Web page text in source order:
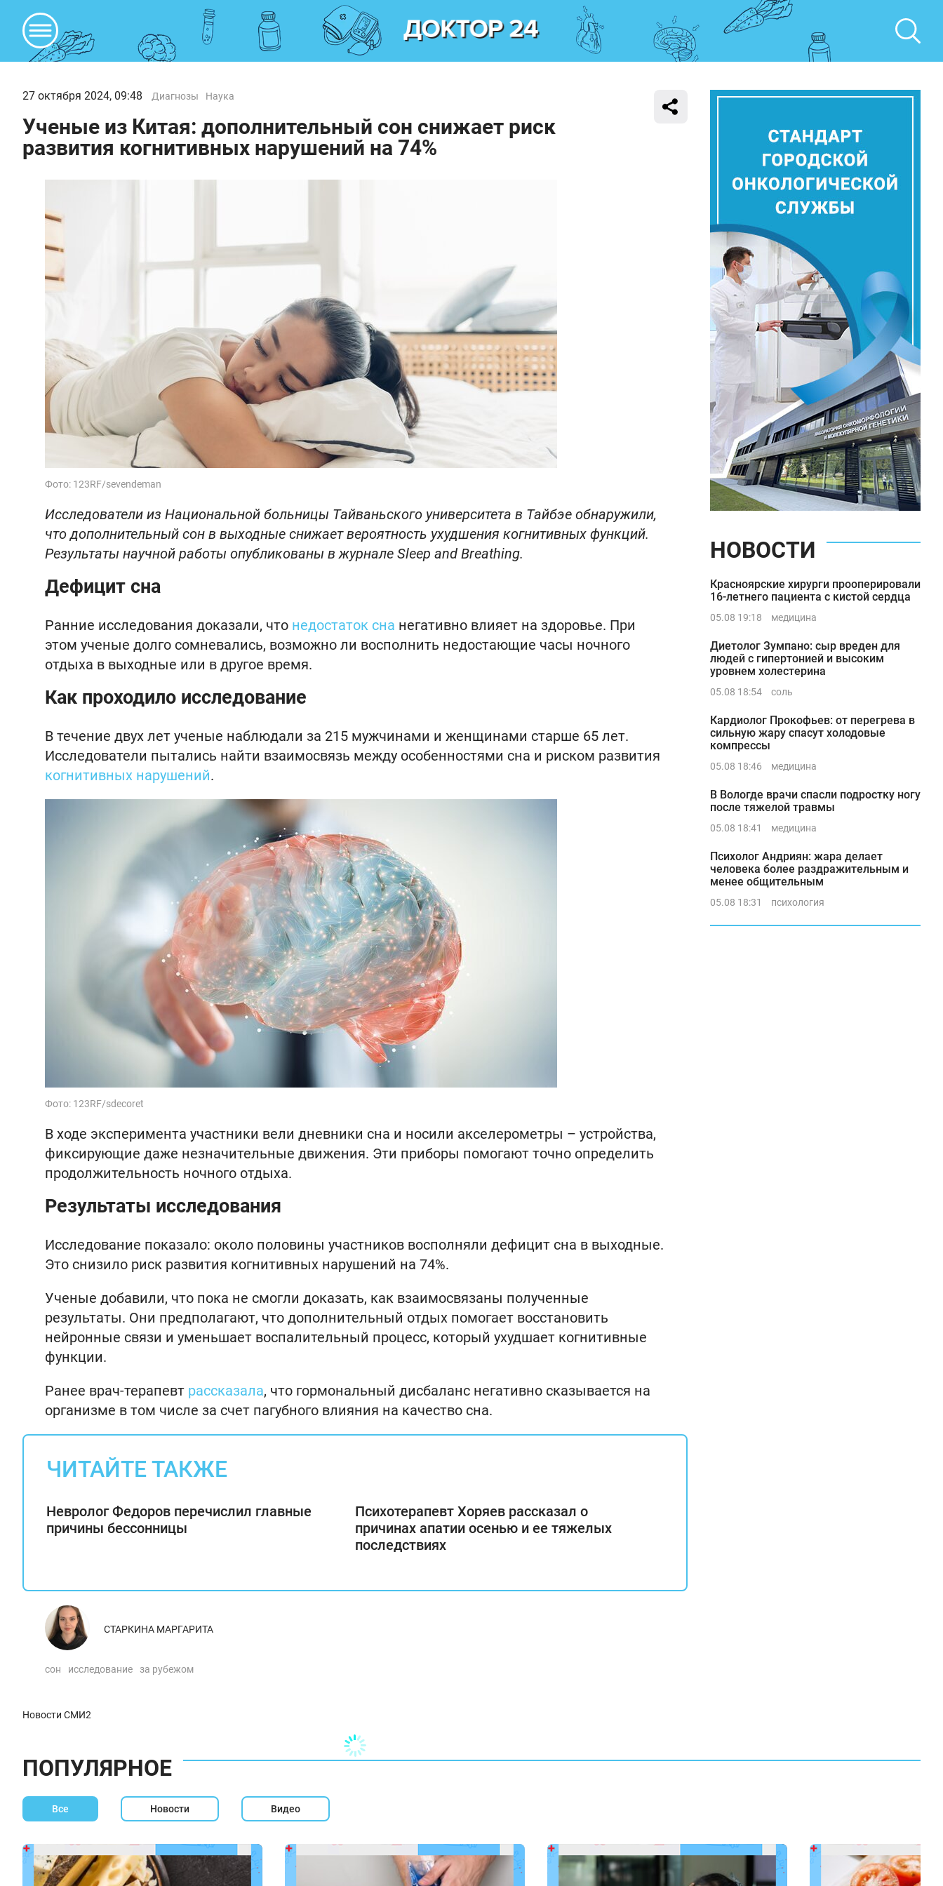
27 октября 2024, 09:48 Диагнозы Наука
Ученые из Китая: дополнительный сон снижает риск
развития когнитивных нарушений на 74%
Фото: 123RF/sevendeman
Исследователи из Национальной больницы Тайваньского университета в Тайбэе обнаружили,
что дополнительный сон в выходные снижает вероятность ухудшения когнитивных функций.
Результаты научной работы опубликованы в журнале Sleep and Breathing.
Дефицит сна
Ранние исследования доказали, что недостаток сна негативно влияет на здоровье. При
этом ученые долго сомневались, возможно ли восполнить недостающие часы ночного
отдыха в выходные или в другое время.
Как проходило исследование
В течение двух лет ученые наблюдали за 215 мужчинами и женщинами старше 65 лет.
Исследователи пытались найти взаимосвязь между особенностями сна и риском развития
когнитивных нарушений.
Фото: 123RF/sdecoret
В ходе эксперимента участники вели дневники сна и носили акселерометры – устройства,
фиксирующие даже незначительные движения. Эти приборы помогают точно определить
продолжительность ночного отдыха.
Результаты исследования
Исследование показало: около половины участников восполняли дефицит сна в выходные.
Это снизило риск развития когнитивных нарушений на 74%.
Ученые добавили, что пока не смогли доказать, как взаимосвязаны полученные
результаты. Они предполагают, что дополнительный отдых помогает восстановить
нейронные связи и уменьшает воспалительный процесс, который ухудшает когнитивные
функции.
Ранее врач-терапевт рассказала, что гормональный дисбаланс негативно сказывается на
организме в том числе за счет пагубного влияния на качество сна.
ЧИТАЙТЕ ТАКЖЕ
Невролог Федоров перечислил главные
причины бессонницы
Психотерапевт Хоряев рассказал о
причинах апатии осенью и ее тяжелых
последствиях
СТАРКИНА МАРГАРИТА
сон исследование за рубежом
Новости СМИ2
НОВОСТИ
Красноярские хирурги прооперировали
16-летнего пациента с кистой сердца
05.08 19:18 медицина
Диетолог Зумпано: сыр вреден для
людей с гипертонией и высоким
уровнем холестерина
05.08 18:54 соль
Кардиолог Прокофьев: от перегрева в
сильную жару спасут холодовые
компрессы
05.08 18:46 медицина
В Вологде врачи спасли подростку ногу
после тяжелой травмы
05.08 18:41 медицина
Психолог Андриян: жара делает
человека более раздражительным и
менее общительным
05.08 18:31 психология
ПОПУЛЯРНОЕ
Все Новости Видео